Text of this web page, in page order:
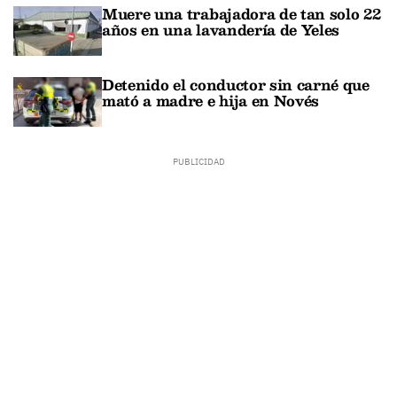
Muere una trabajadora de tan solo 22
años en una lavandería de Yeles
Detenido el conductor sin carné que
mató a madre e hija en Novés